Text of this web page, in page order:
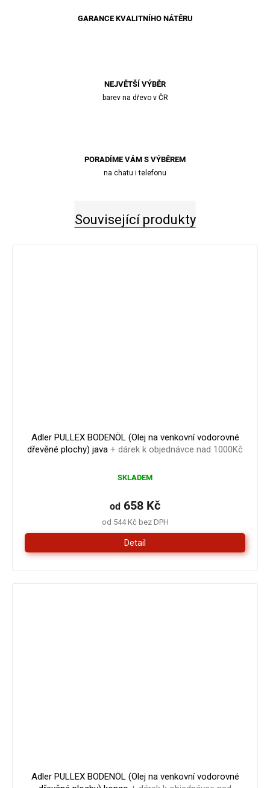
GARANCE KVALITNÍHO NÁTĚRU
NEJVĚTŠÍ VÝBĚR
barev na dřevo v ČR
PORADÍME VÁM S VÝBĚREM
na chatu i telefonu
Související produkty
Adler PULLEX BODENÖL (Olej na venkovní vodorovné
dřevěné plochy) java + dárek k objednávce nad 1000Kč
SKLADEM
od 544 Kč bez DPH
od 658 Kč
Detail
Adler PULLEX BODENÖL (Olej na venkovní vodorovné